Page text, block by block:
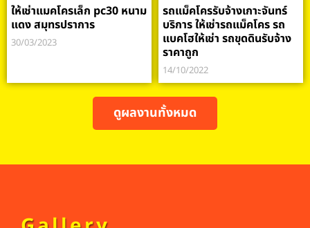
ให้เช่าแมคโครเล็ก pc30 หนาม
แดง สมุทรปราการ
30/03/2023
รถแม็คโครรับจ้างเกาะจันทร์
บริการ ให้เช่ารถแม็คโคร รถ
แบคโฮให้เช่า รถขุดดินรับจ้าง
ราคาถูก
14/10/2022
ดูผลงานทั้งหมด